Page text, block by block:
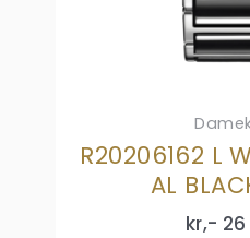
R20206162 L
AL
kr,-